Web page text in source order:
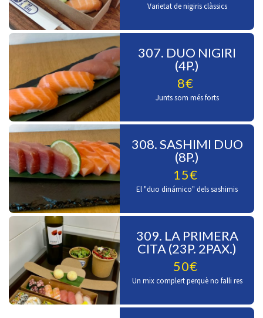
Varietat de nigiris clàssics
307. DUO NIGIRI
(4P.)
8€
Junts som més forts
308. SASHIMI DUO
(8P.)
15€
El "duo dinámico" dels sashimis
309. LA PRIMERA
CITA (23P. 2PAX.)
50€
Un mix complert perquè no falli res